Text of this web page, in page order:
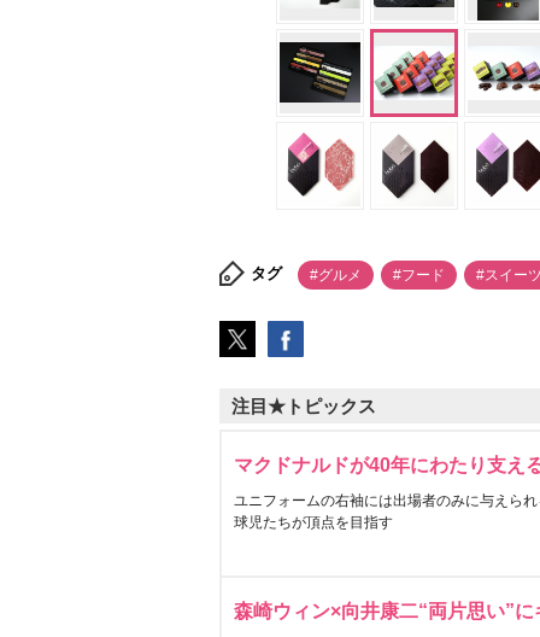
タグ #グルメ #フード #スイー
注目★トピックス
マクドナルドが40年にわたり支え
ユニフォームの右袖には出場者のみに与えら
球児たちが頂点を目指す
森崎ウィン×向井康二“両片思い”